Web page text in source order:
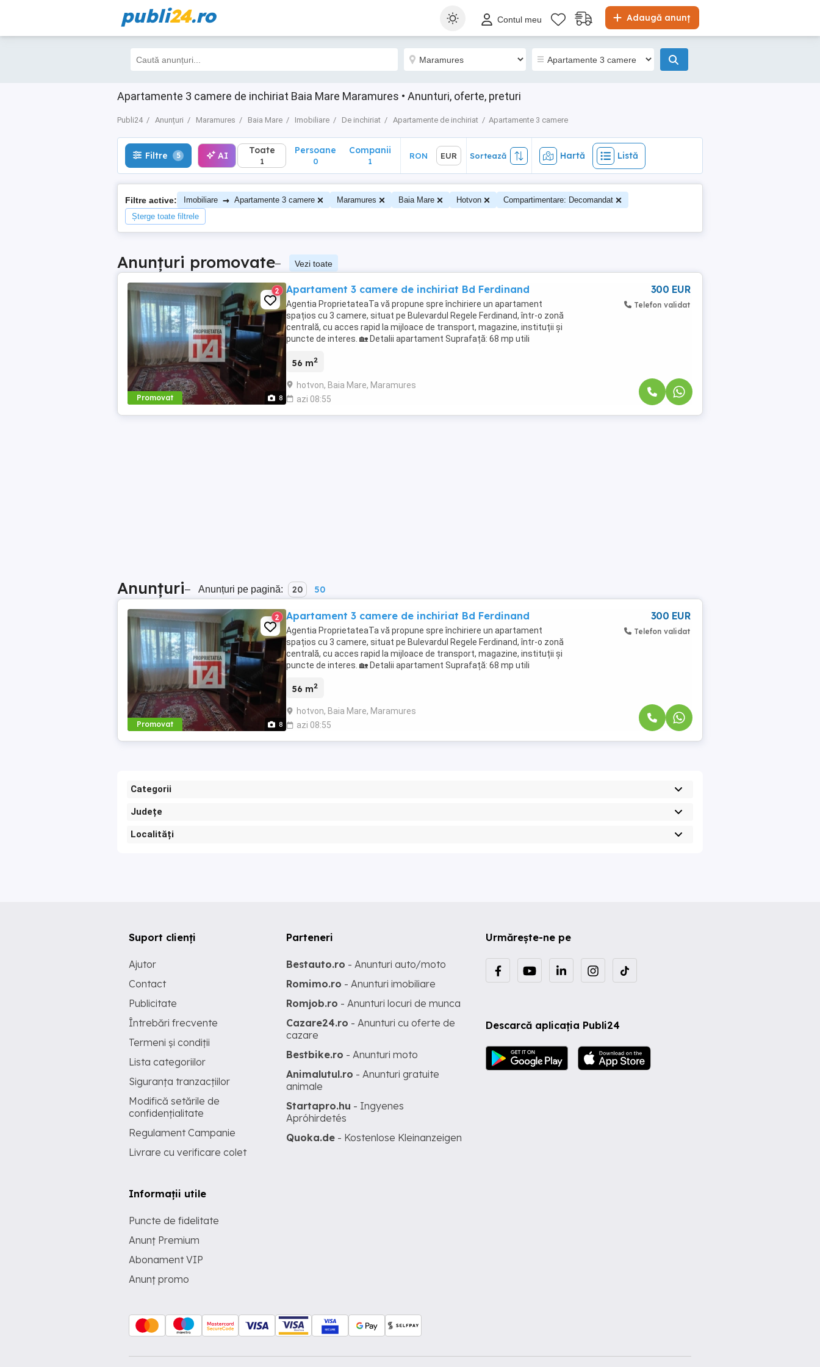
publi24.ro Adaugă anunț
Contul meu
Apartamente 3 camere de inchiriat Baia Mare Maramures • Anunturi, oferte, preturi
Publi24 Anunțuri Maramures Baia Mare Imobiliare De inchiriat Apartamente de inchiriat Apartamente 3 camere
Filtre 5 AI EUR Sortează Hartă Listă
Filtre 5 AI Toate
1
Persoane
0
Companii
1
RON EUR Sortează Hartă Listă
Filtre active: Imobiliare → Apartamente 3 camere Maramures Baia Mare Hotvon
Compartimentare: Decomandat
Șterge toate filtrele
Anunțuri promovate– Vezi toate
Promovat 8
2 Apartament 3 camere de inchiriat Bd Ferdinand
Agentia ProprietateaTa vă propune spre închiriere un apartament
spațios cu 3 camere, situat pe Bulevardul Regele Ferdinand, într-o zonă
centrală, cu acces rapid la mijloace de transport, magazine, instituții și
puncte de interes. 🏡 Detalii apartament Suprafață: 68 mp utili
56 m2
hotvon, Baia Mare, Maramures
azi 08:55
300 EUR
Telefon validat
Anunțuri– Anunțuri pe pagină: 20 50
Promovat 8
2 Apartament 3 camere de inchiriat Bd Ferdinand
Agentia ProprietateaTa vă propune spre închiriere un apartament
spațios cu 3 camere, situat pe Bulevardul Regele Ferdinand, într-o zonă
centrală, cu acces rapid la mijloace de transport, magazine, instituții și
puncte de interes. 🏡 Detalii apartament Suprafață: 68 mp utili
56 m2
hotvon, Baia Mare, Maramures
azi 08:55
300 EUR
Telefon validat
Categorii
Județe
Localități
Urmărește-ne pe
Descarcă aplicația Publi24
Suport clienți
Ajutor
Contact
Publicitate
Întrebări frecvente
Termeni și condiții
Lista categoriilor
Siguranța tranzacțiilor
Modifică setările de
confidențialitate
Regulament Campanie
Livrare cu verificare colet
Informații utile
Puncte de fidelitate
Anunț Premium
Abonament VIP
Anunț promo
Parteneri
Bestauto.ro - Anunturi auto/moto
Romimo.ro - Anunturi imobiliare
Romjob.ro - Anunturi locuri de munca
Cazare24.ro - Anunturi cu oferte de
cazare
Bestbike.ro - Anunturi moto
Animalutul.ro - Anunturi gratuite
animale
Startapro.hu - Ingyenes
Apróhirdetés
Quoka.de - Kostenlose Kleinanzeigen